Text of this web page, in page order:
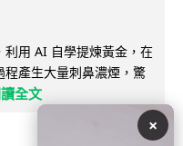
利用 AI 自學提煉黃金，在
產生大量刺鼻濃煙，驚
全文
×